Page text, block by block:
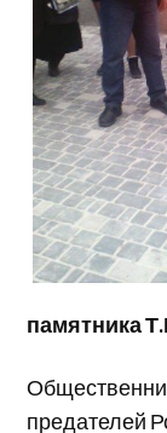
памятника
предателей